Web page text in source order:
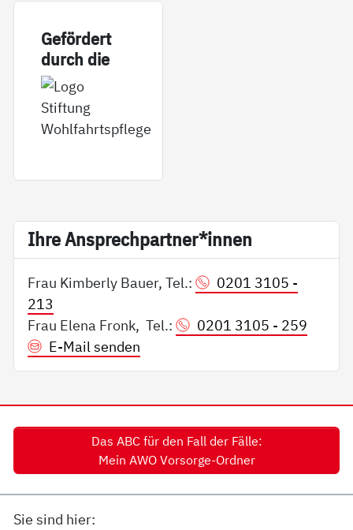
Ge­för­dert
durch die
Ih­re An­sp­rech­part­ner*in­nen
Frau Kimberly Bauer, Tel.:
0201 3105 -
213
Frau Elena Fronk, Tel.:
0201 3105 - 259
E-Mail senden
Das ABC für den Fall der Fälle:
Mein AWO Vorsorge-Ordner
Sie sind hier: